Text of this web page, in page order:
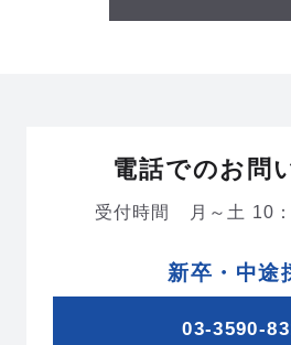
電話でのお問
受付時間 月～土 10
新卒・中途
03-3590-
ムービーギャラリー
ブランドムービー